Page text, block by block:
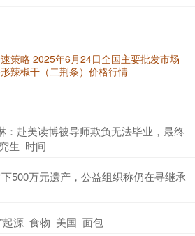
策略 2025年6月24日全国主要批发市场
辣椒干（二荆条）价格行情
：赴美读博被导师欺负无法毕业，最终
生_时间
500万元遗产，公益组织称仍在寻继承
源_食物_美国_面包